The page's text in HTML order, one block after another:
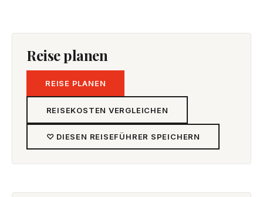
Reise planen
REISE PLANEN
REISEKOSTEN VERGLEICHEN
♡ DIESEN REISEFÜHRER SPEICHERN